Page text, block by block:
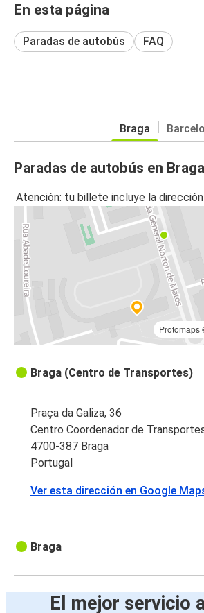
En esta página
Paradas de autobús FAQ
Braga
Paradas de autobús en Braga
Atención: tu billete incluye la
Protomaps
Braga (Centro de Transportes)
Praça da Galiza, 36
Centro Coordenador de
4700-387 Braga
Portugal
Ver esta dirección en Google
Braga
El mejor servicio